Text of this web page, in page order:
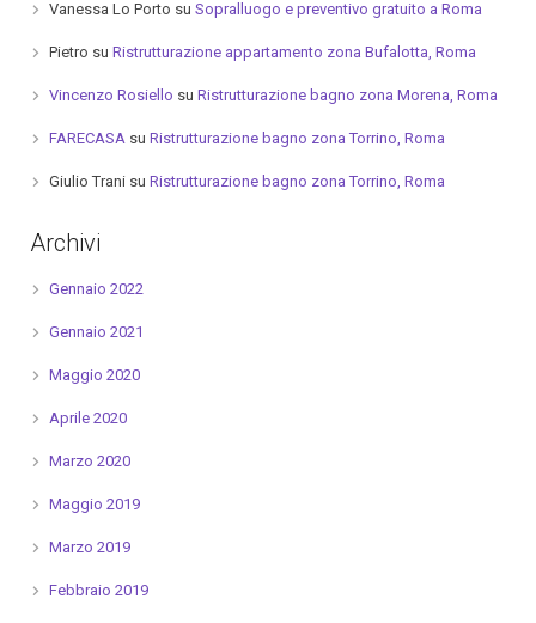
Vanessa Lo Porto su Sopralluogo e preventivo gratuito a Roma
Pietro su Ristrutturazione appartamento zona Bufalotta, Roma
Vincenzo Rosiello su Ristrutturazione bagno zona Morena, Roma
FARECASAsu Ristrutturazione bagno zona Torrino, Roma
Giulio Tranisu Ristrutturazione bagno zona Torrino, Roma
Archivi
Gennaio 2022
Gennaio 2021
Maggio 2020
Aprile 2020
Marzo 2020
Maggio 2019
Marzo 2019
Febbraio 2019